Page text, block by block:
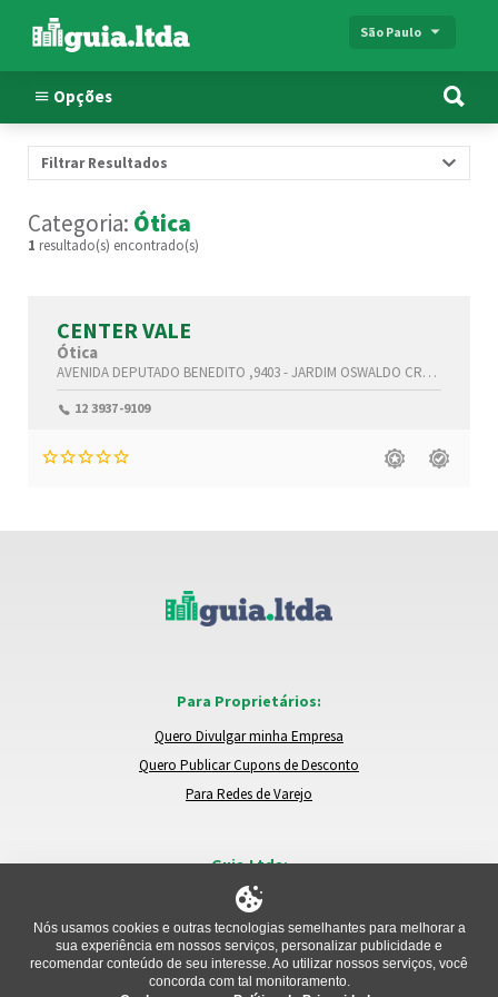
São Paulo
Opções
Filtrar Resultados
Categoria: Ótica
1 resultado(s) encontrado(s)
CENTER VALE
Ótica
AVENIDA DEPUTADO BENEDITO ,9403 -JARDIM OSWALDO CRUZ,
12 3937-9109
Para Proprietários:
Quero Divulgar minha Empresa
Quero Publicar Cupons de Desconto
Para Redes de Varejo
Guia.Ltda:
Locais e Empresas
Trocar de Região
Relatar um Problema
Nós usamos cookies e outras tecnologias semelhantes para melhorar a
sua experiência em nossos serviços, personalizar publicidade e
recomendar conteúdo de seu interesse. Ao utilizar nossos serviços, você
concorda com tal monitoramento.